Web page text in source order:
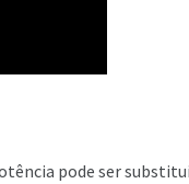
pode ser